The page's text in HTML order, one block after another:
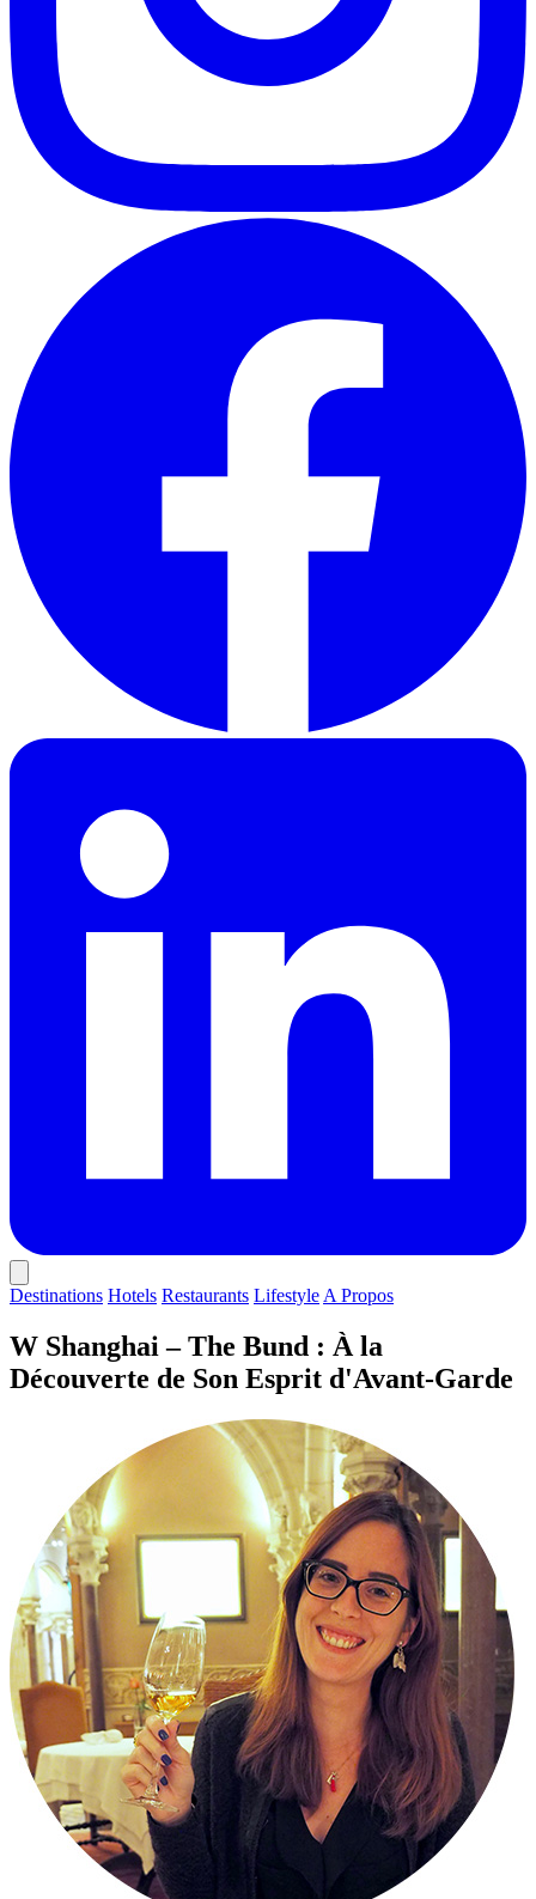
Destinations Hotels Restaurants Lifestyle A Propos
W Shanghai – The Bund : À la
Découverte de Son Esprit d'Avant-Garde